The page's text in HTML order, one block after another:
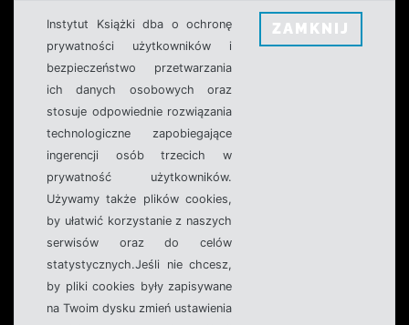
Instytut Książki dba o ochronę
prywatności użytkowników i
bezpieczeństwo przetwarzania
ich danych osobowych oraz
stosuje odpowiednie rozwiązania
technologiczne zapobiegające
ingerencji osób trzecich w
prywatność użytkowników.
Używamy także plików cookies,
by ułatwić korzystanie z naszych
serwisów oraz do celów
statystycznych.Jeśli nie chcesz,
by pliki cookies były zapisywane
na Twoim dysku zmień ustawienia
ZAMKNIJ